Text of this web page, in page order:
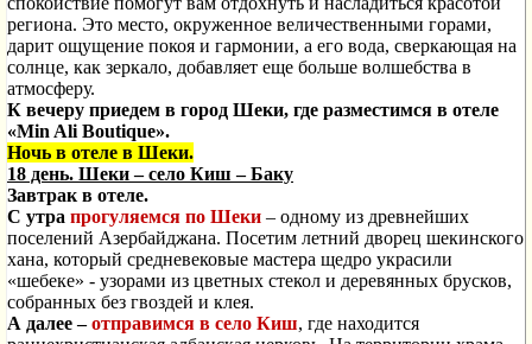
региона. Это место, окруженное величественными горами,
дарит ощущение покоя и гармонии, а его вода, сверкающая на
солнце, как зеркало, добавляет еще больше волшебства в
атмосферу.
К вечеру приедем в город Шеки, где разместимся в отеле
«Min Ali Boutique».
Ночь в отеле в Шеки.
18 день. Шеки – село Киш – Баку
Завтрак в отеле.
С утра прогуляемся по Шеки – одному из древнейших
поселений Азербайджана. Посетим летний дворец шекинского
хана, который средневековые мастера щедро украсили
«шебеке» - узорами из цветных стекол и деревянных брусков,
собранных без гвоздей и клея.
А далее –отправимся в село Киш, где находится